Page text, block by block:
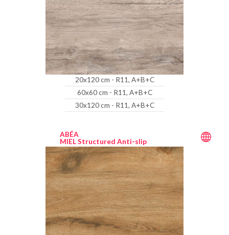
20x120 cm - R11, A+B+C
60x60 cm - R11, A+B+C
30x120 cm - R11, A+B+C
ABÉA
MIEL Structured Anti-slip